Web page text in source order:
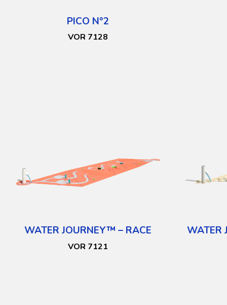
PICO N°2
VOR 7128
WATER JOURNEY™ – RACE
VOR 7121
WATER